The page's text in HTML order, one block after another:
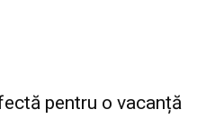
pentru o vacanță